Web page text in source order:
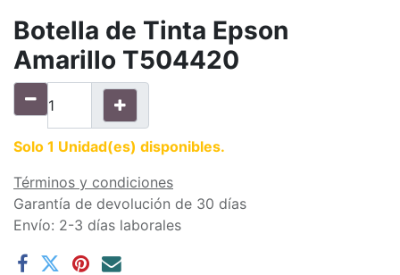
Botella de Tinta Epson
Amarillo T504420
Solo 1 Unidad(es) disponibles.
Términos y condiciones
Garantía de devolución de 30 días
Envío: 2-3 días laborales